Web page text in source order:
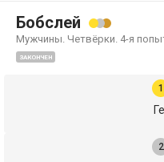
Бобслей
Мужчины. Четвёрки. 4-я
ЗАКОНЧЕН